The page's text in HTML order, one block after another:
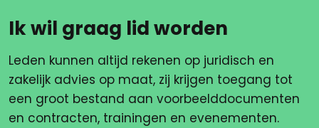
Ik wil graag lid worden
Leden kunnen altijd rekenen op juridisch en
zakelijk advies op maat, zij krijgen toegang tot
een groot bestand aan voorbeelddocumenten
en contracten, trainingen en evenementen.